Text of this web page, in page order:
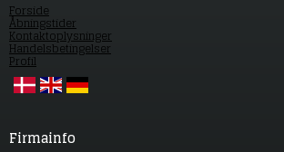
Forside
Åbningstider
Kontaktoplysninger
Handelsbetingelser
Profil
Firmainfo